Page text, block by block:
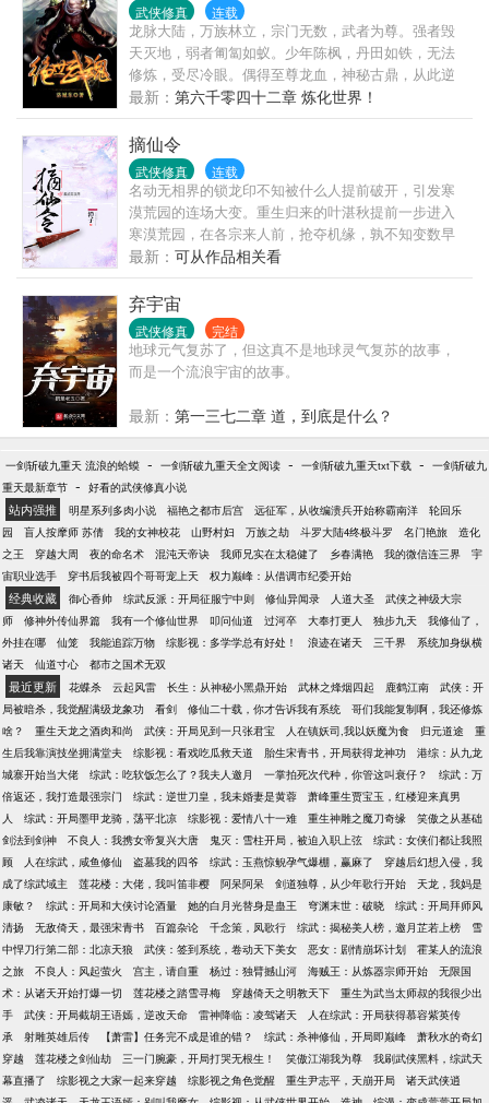
武侠修真 连载
龙脉大陆，万族林立，宗门无数，武者为尊。强者毁
天灭地，弱者匍匐如蚁。少年陈枫，丹田如铁，无法
修炼，受尽冷眼。偶得至尊龙血，神秘古鼎，从此逆
天崛起，横空出世！娇俏妖狐，冷傲女皇，魔门妖
女，神族公主，尽皆入我怀中。修无上传承，凝最强
武魂，坐拥众美，傲视…
最新： 第六千零四十二章 炼化世界！
摘仙令
武侠修真 连载
名动无相界的锁龙印不知被什么人提前破开，引发寒
漠荒园的连场大变。重生归来的叶湛秋提前一步进入
寒漠荒园，在各宗来人前，抢夺机缘，孰不知变数早
因他而至。在地震中暂失家人庇护的陆灵蹊一夕长
大，走进修仙界，走向人族巅峰！……本文慢热，不
确定有无男主，一切随缘，不喜请点×
最新： 可从作品相关看
弃宇宙
武侠修真 完结
地球元气复苏了，但这真不是地球灵气复苏的故事，
而是一个流浪宇宙的故事。
最新： 第一三七二章 道，到底是什么？
一剑斩破九重天 流浪的蛤蟆 - 一剑斩破九重天全文阅读 - 一剑斩破九重天txt下载 - 一剑斩破九
重天最新章节 - 好看的武侠修真小说
站内强推 明星系列多肉小说 福艳之都市后宫 远征军，从收编溃兵开始称霸南洋
轮回乐
园
盲人按摩师 苏倩 我的女神校花 山野村妇 万族之劫 斗罗大陆4终极斗罗 名门艳旅
造化
之王
穿越大周 夜的命名术 混沌天帝诀 我师兄实在太稳健了 乡春满艳 我的微信连三界
宇
宙职业选手
穿书后我被四个哥哥宠上天 权力巅峰：从借调市纪委开始
经典收藏 御心香帅 综武反派：开局征服宁中则 修仙异闻录 人道大圣
武侠之神级大宗
师
修神外传仙界篇 我有一个修仙世界 叩问仙道 过河卒 大奉打更人 独步九天
我修仙了，
外挂在哪
仙笼 我能追踪万物 综影视：多学学总有好处！ 浪迹在诸天 三千界
系统加身纵横
诸天
仙道寸心 都市之国术无双
最近更新 花蝶杀 云起风雷 长生：从神秘小黑鼎开始 武林之烽烟四起 鹿鹤江南
武侠：开
局被暗杀，我觉醒满级龙象功
看剑 修仙二十载，你才告诉我有系统
哥们我能复制啊，我还修炼
啥？
重生天龙之酒肉和尚 武侠：开局见到一只张君宝 人在镇妖司,我以妖魔为食 归元道途
重
生后我靠演技坐拥满堂夫
综影视：看戏吃瓜救天道 胎生宋青书，开局获得龙神功
港综：从九龙
城寨开始当大佬
综武：吃软饭怎么了？我夫人邀月 一掌拍死次代种，你管这叫衰仔？
综武：万
倍返还，我打造最强宗门
综武：逆世刀皇，我未婚妻是黄蓉
萧峰重生贾宝玉，红楼迎来真男
人
综武：开局墨甲龙骑，荡平北凉 综影视：爱情八十一难 重生神雕之魔刀奇缘
笑傲之从基础
剑法到剑神
不良人：我携女帝复兴大唐 鬼灭：雪柱开局，被迫入职上弦
综武：女侠们都让我照
顾
人在综武，咸鱼修仙 盗墓我的四爷 综武：玉燕惊鲵孕气爆棚，赢麻了
穿越后幻想入侵，我
成了综武域主
莲花楼：大佬，我叫笛非樱 阿呆阿呆 剑道独尊，从少年歌行开始
天龙，我妈是
康敏？
综武：开局和大侠讨论酒量 她的白月光替身是蛊王 穹渊末世：破晓
综武：开局拜师风
清扬
无敌倚天，最强宋青书 百篇杂论 千念策，凤歌行 综武：揭秘美人榜，邀月芷若上榜
雪
中悍刀行第二部：北凉天狼
武侠：签到系统，卷动天下美女 恶女：剧情崩坏计划
霍某人的流浪
之旅
不良人：风起萤火 宫主，请自重 杨过：独臂撼山河 海贼王：从炼器宗师开始
无限国
术：从诸天开始打爆一切
莲花楼之踏雪寻梅 穿越倚天之明教天下
重生为武当太师叔的我很少出
手
武侠：开局截胡王语嫣，逆改天命 雷神降临：凌驾诸天
人在综武：开局获得慕容紫英传
承
射雕英雄后传 【萧雷】任务完不成是谁的错？ 综武：杀神修仙，开局即巅峰
萧秋水的奇幻
穿越
莲花楼之剑仙劫 三一门腕豪，开局打哭无根生！ 笑傲江湖我为尊
我刷武侠黑料，综武天
幕直播了
综影视之大家一起来穿越 综影视之角色觉醒 重生尹志平，天崩开局
诸天武侠逍